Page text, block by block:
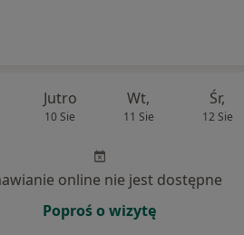
Jutro
10 Sie
Wt,
11 Sie
Śr,
12 Sie
online nie jest dostępne
Poproś o wizytę